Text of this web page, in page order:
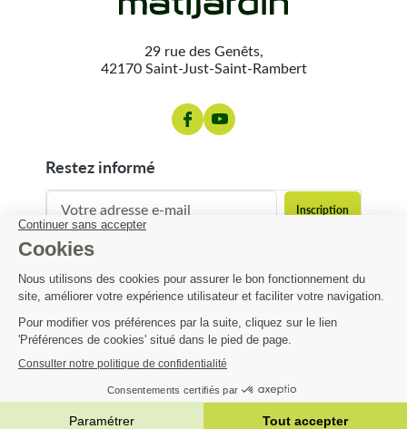
3,77 €
  AJOUTER AU PANIER
29 rue des Genêts,
42170 Saint-Just-Saint-Rambert
restez informé
contact@matijardin.fr 04 81 120 120
Matijardin
Infos pratiques